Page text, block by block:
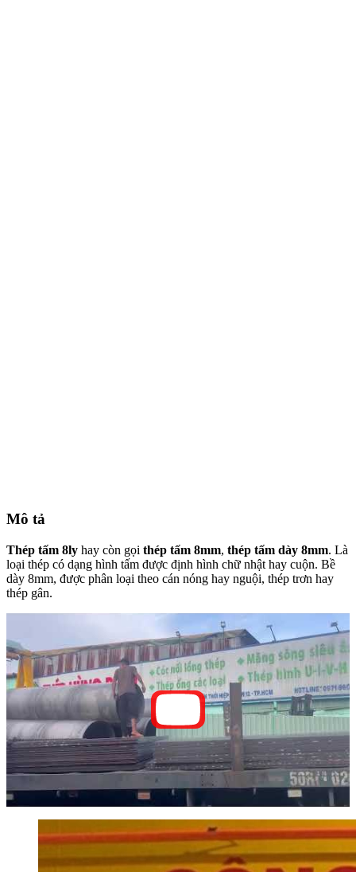
Mô tả
Thép tấm 8ly hay còn gọi thép tấm 8mm, thép tấm dày 8mm. Là
loại thép có dạng hình tấm được định hình chữ nhật hay cuộn. Bề
dày 8mm, được phân loại theo cán nóng hay nguội, thép trơn hay
thép gân.